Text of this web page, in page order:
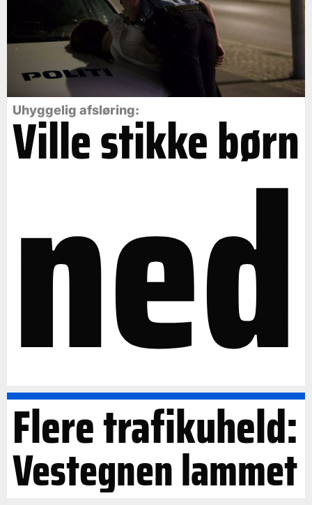
Uhyggelig afsløring:
Ville stikke børn
ned
Flere trafikuheld:
Vestegnen lammet